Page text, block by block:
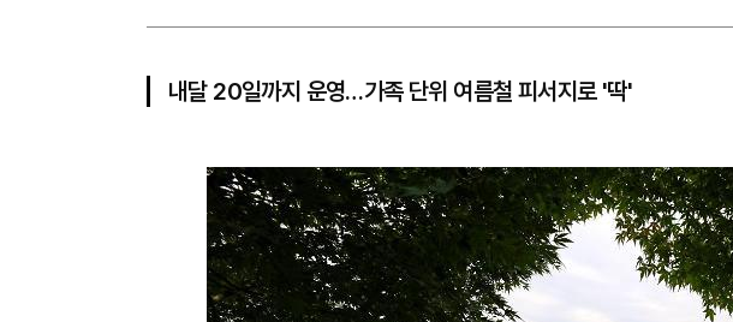
내달 20일까지 운영…가족 단위 여름철 피서지로 '딱'